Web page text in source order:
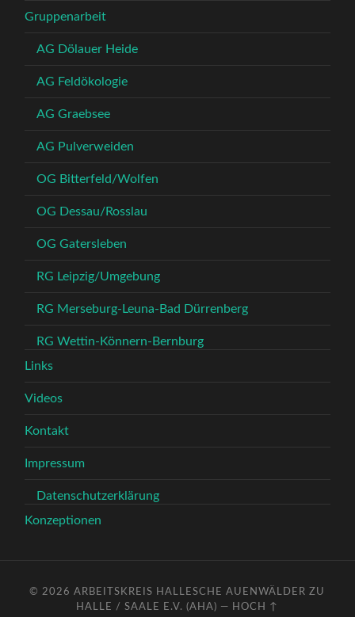
Gruppenarbeit
AG Dölauer Heide
AG Feldökologie
AG Graebsee
AG Pulverweiden
OG Bitterfeld/Wolfen
OG Dessau/Rosslau
OG Gatersleben
RG Leipzig/Umgebung
RG Merseburg-Leuna-Bad Dürrenberg
RG Wettin-Könnern-Bernburg
Links
Videos
Kontakt
Impressum
Datenschutzerklärung
Konzeptionen
© 2026ARBEITSKREIS HALLESCHE AUENWÄLDER ZU
HALLE / SAALE E.V. (AHA) — HOCH ↑